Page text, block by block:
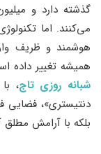
گذشته دارد و
می‌کنند. اما
هوشمند و ظریف
همیشه تغییر
شبانه روزی تاج،
دنتیستری»، فضایی
بلکه با آرامش مطلق